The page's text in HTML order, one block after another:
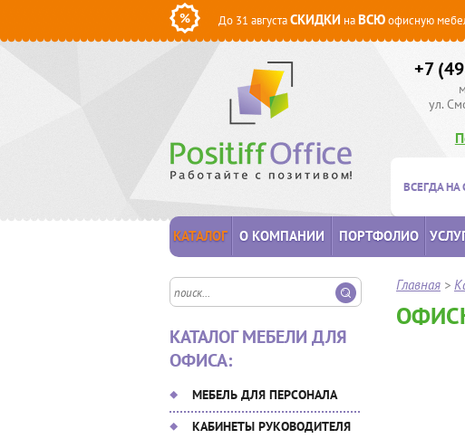
До 31 августаСКИДКИ наВСЮофисную
+7
ул.
ВСЕГДА НА
КАТАЛОГ О КОМПАНИИ ПОРТФОЛИО
КАТАЛОГ МЕБЕЛИ ДЛЯ
ОФИСА:
МЕБЕЛЬ ДЛЯ ПЕРСОНАЛА
КАБИНЕТЫ РУКОВОДИТЕЛЯ
Главная >